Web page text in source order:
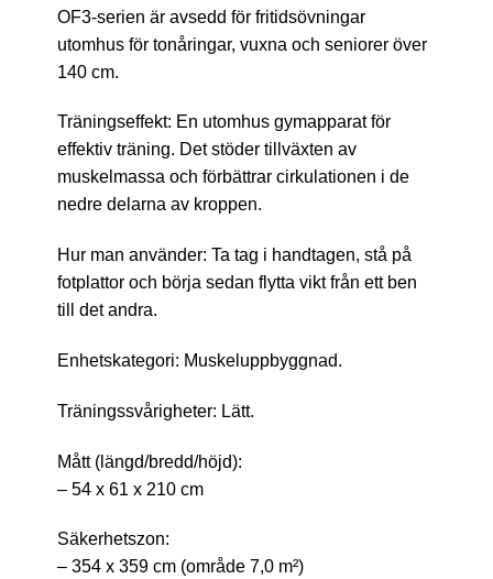
OF3-serien är avsedd för fritidsövningar
utomhus för tonåringar, vuxna och seniorer över
140 cm.
Träningseffekt: En utomhus gymapparat för
effektiv träning. Det stöder tillväxten av
muskelmassa och förbättrar cirkulationen i de
nedre delarna av kroppen.
Hur man använder: Ta tag i handtagen, stå på
fotplattor och börja sedan flytta vikt från ett ben
till det andra.
Enhetskategori: Muskeluppbyggnad.
Träningssvårigheter: Lätt.
Mått (längd/bredd/höjd):
– 54 x 61 x 210 cm
Säkerhetszon:
– 354 x 359 cm (område 7,0 m²)